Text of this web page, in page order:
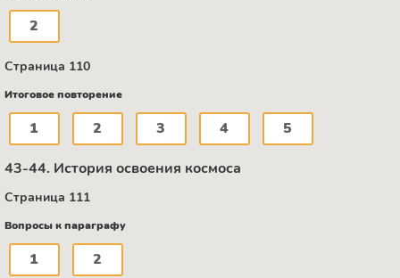
2
Страница 110
Итоговое повторение
1 2 3 4 5
43-44. История освоения космоса
Страница 111
Вопросы к параграфу
1 2